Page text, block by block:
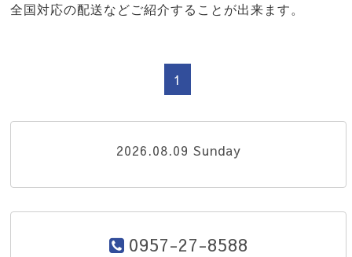
全国対応の配送などご紹介することが出来ます。
1
2026.08.09 Sunday
0957-27-8588